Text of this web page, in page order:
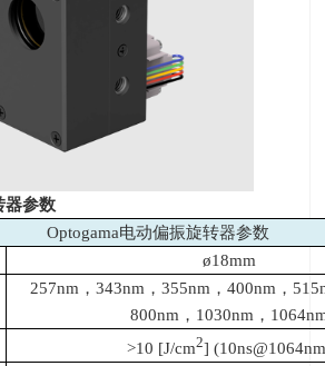
器参数
Optogama电动偏振旋转器参数
ø18mm
257nm， 343nm ， 355nm ， 400nm ，
800nm ， 1030nm ，
>10 [J/cm2]